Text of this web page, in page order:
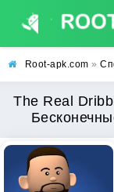
Root-apk.com »
The Real